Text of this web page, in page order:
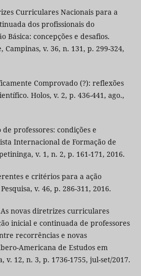
Curriculares Nacionais para a
dos profissionais do
Básica: concepções e desafios.
Campinas, v. 36, n. 131, p. 299-324,
Comprovado (?): reflexões
Holos, v. 2, p. 436-441, ago.,
de professores: condições e
Internacional de Formação de
v. 1, n. 2, p. 161-171, 2016.
e critérios para a ação
v. 46, p. 286-311, 2016.
As novas diretrizes curriculares
inicial e continuada de professores
recorrências e novas
Americana de Estudos em
v. 12, n. 3, p. 1736-1755, jul-set/2017.